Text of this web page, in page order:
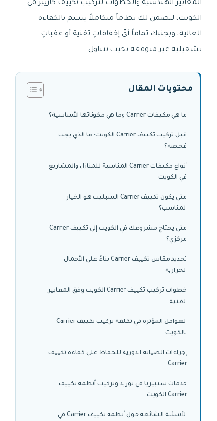
المعايير الهندسية والخطوات لتركيب تكييف كاريير في
الكويت، لنضمن لك نظاماً متكاملاً يتسم بالكفاءة
العالية، ويجنبك تماماً أيّ إخفاقاتٍ تقنية أو عقباتٍ
تشغيلية غير متوقعة بحيث نتناول:
محتويات المقال
ما هي مكيفات Carrier وما هي مكوناتها الأساسية؟
قبل تركيب تكييف Carrier الكويت: ما الذي يجب
فحصه؟
أنواع مكيفات Carrier المناسبة للمنازل والمشاريع
في الكويت
متى يكون تكييف Carrier السبليت هو الخيار
المناسب؟
متى يحتاج مشروعك في الكويت إلى تكييف Carrier
مركزي؟
تحديد مقاس تكييف Carrier بناءً على الأحمال
الحرارية
خطوات تركيب تكييف Carrier الكويت وفق المعايير
الفنية
العوامل المؤثرة في تكلفة تركيب تكييف Carrier
بالكويت
إجراءات الصيانة الدورية للحفاظ على كفاءة تكييف
Carrier
خدمات سيبيريا في توريد وتركيب أنظمة تكييف
Carrier الكويت
الأسئلة الشائعة حول أنظمة تكييف Carrier في